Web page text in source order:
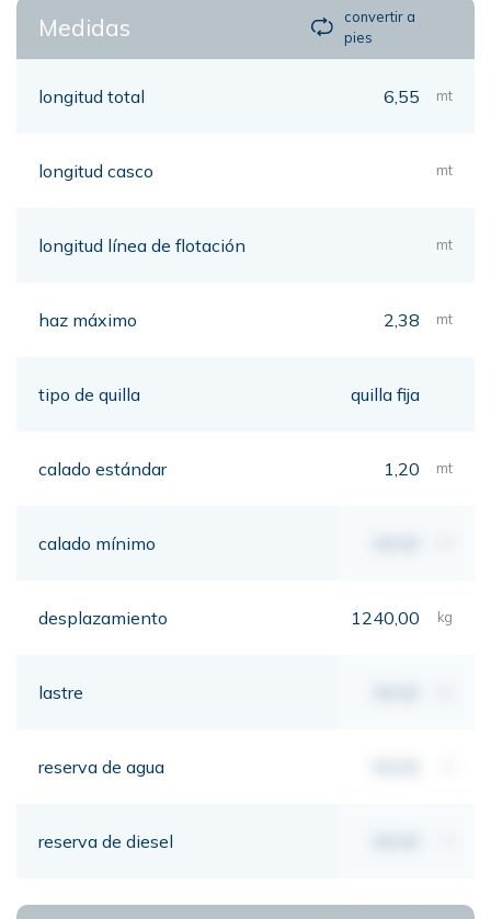
Medidas
convertir a
pies
longitud total 6,55 mt
longitud casco mt
longitud línea de flotación mt
haz máximo 2,38 mt
tipo de quilla quilla fija
calado estándar 1,20 mt
calado mínimo
desplazamiento 1240,00 kg
lastre
reserva de agua
reserva de diesel